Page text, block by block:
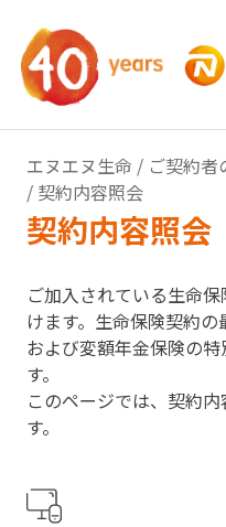
エヌエヌ生命 / ご契約者
/ 契約内容照会
契約内容照会
ご加入されている生命
けます。生命保険契約
および変額年金保険の
す。
このページでは、契約
す。